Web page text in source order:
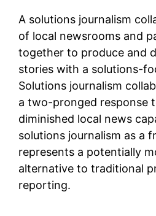
A solutions journalism
of local newsrooms and
together to produce and
stories with a solutions-
Solutions journalism
a two-pronged response
diminished local news
solutions journalism as a
represents a potentially
alternative to traditional
reporting.